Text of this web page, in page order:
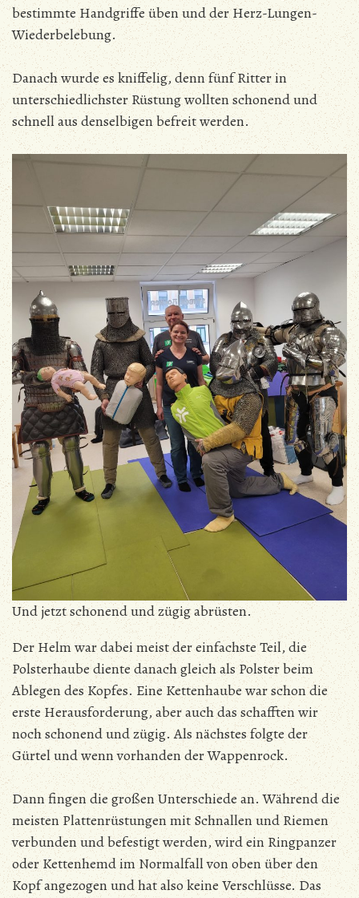
bestimmte Handgriffe üben und der Herz-Lungen-
Wiederbelebung.
Danach wurde es kniffelig, denn fünf Ritter in
unterschiedlichster Rüstung wollten schonend und
schnell aus denselbigen befreit werden.
Und jetzt schonend und zügig abrüsten.
Der Helm war dabei meist der einfachste Teil, die
Polsterhaube diente danach gleich als Polster beim
Ablegen des Kopfes. Eine Kettenhaube war schon die
erste Herausforderung, aber auch das schafften wir
noch schonend und zügig. Als nächstes folgte der
Gürtel und wenn vorhanden der Wappenrock.
Dann fingen die großen Unterschiede an. Während die
meisten Plattenrüstungen mit Schnallen und Riemen
verbunden und befestigt werden, wird ein Ringpanzer
oder Kettenhemd im Normalfall von oben über den
Kopf angezogen und hat also keine Verschlüsse. Das